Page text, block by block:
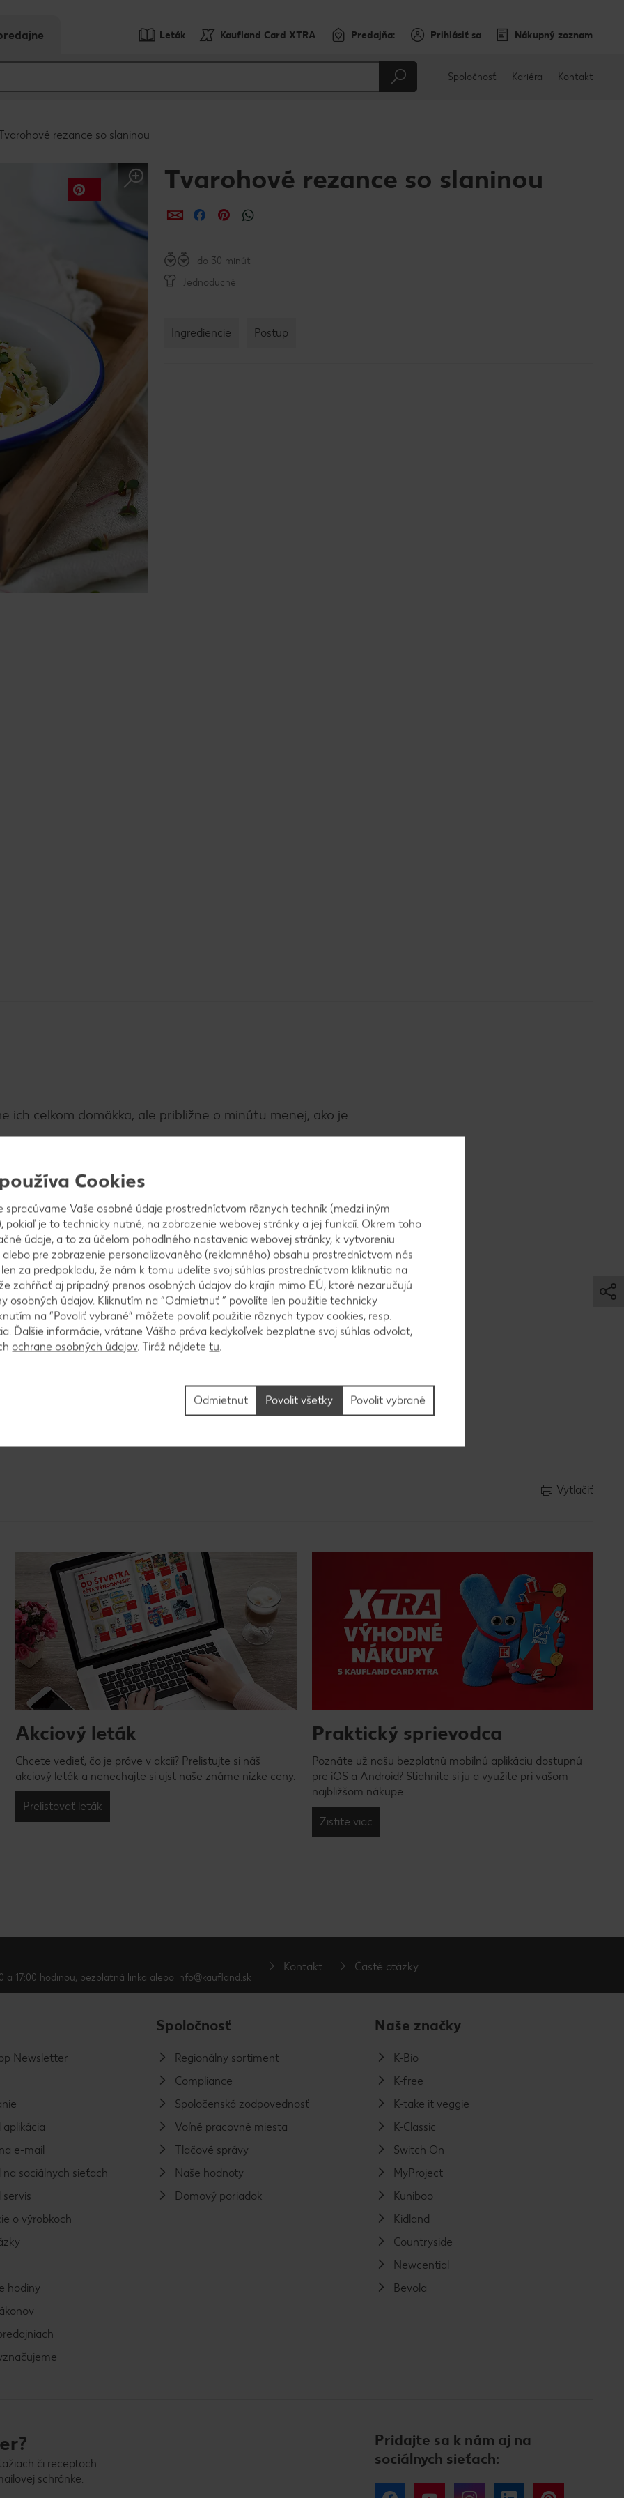
Leták Kaufland Card XTRA Predajňa: Prihlásiť sa Nákupný zoznam
Spoločnosť Kariéra Kontakt
rezance so slaninou
Tvarohové rezance so slaninou
ZdieľaťZdieľaťZdieľať
do 30 minút
Jednoduché
Ingrediencie Postup
ich celkom domäkka, ale približne o minútu menej, ako je
Keď je slanina mierne opečená, pridáme na pásiky
Vo väčšej miske zmiešame tvaroh, smotanu a
s cibuľkou a ešte približne 2 minúty opečieme na panvici.
a premiešame. V prípade potreby dochutíme soľou a
pažítkou.
Vytlačiť
Akciový leták
Chcete vedieť, čo je práve v akcii? Prelistujte si náš
akciový leták a nenechajte si ujsť naše známe nízke ceny.
Prelistovať leták
Praktický sprievodca
Poznáte už našu bezplatnú mobilnú aplikáciu dostupnú
pre iOS a Android? Stiahnite si ju a využite pri vašom
najbližšom nákupe.
Zistite viac
17:00 hodinou, bezplatná linka alebo info@kaufland.sk
Kontakt Časté otázky
Newsletter
aplikácia
e-mail
na sociálnych sieťach
servis
o výrobkoch
hodiny
Spoločnosť
Regionálny sortiment
Compliance
Spoločenská zodpovednosť
Voľné pracovné miesta
Tlačové správy
Naše hodnoty
Domový poriadok
Naše značky
K-Bio
K-free
K-take it veggie
K-Classic
Switch On
MyProject
Kuniboo
Kidland
Countryside
Newcential
Bevola
či receptoch
schránke.
Pridajte sa k nám aj na
sociálnych sieťach:
Cookies
spracúvame Vaše osobné údaje prostredníctvom rôznych techník (medzi iným
pokiaľ je to technicky nutné, na zobrazenie webovej stránky a jej funkcií. Okrem toho
údaje, a to za účelom pohodlného nastavenia webovej stránky, k vytvoreniu
pre zobrazenie personalizovaného (reklamného) obsahu prostredníctvom nás
za predpokladu, že nám k tomu udelíte svoj súhlas prostredníctvom kliknutia na
zahŕňať aj prípadný prenos osobných údajov do krajín mimo EÚ, ktoré nezaručujú
osobných údajov. Kliknutím na “Odmietnuť ” povolíte len použitie technicky
na “Povoliť vybrané” môžete povoliť použitie rôznych typov cookies, resp.
Ďalšie informácie, vrátane Vášho práva kedykoľvek bezplatne svoj súhlas odvolať,
ochrane osobných údajov. Tiráž nájdetetu.
Povoliť vybrané
Odmietnuť Povoliť všetky